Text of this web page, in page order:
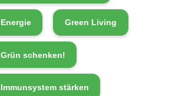
Energie Green Living
Grün schenken!
Immunsystem stärken